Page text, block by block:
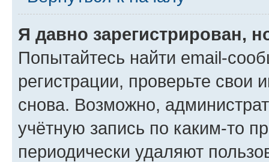
Я давно зарегистрирован,
Попытайтесь найти email-
регистрации, проверьте свои
снова. Возможно,
учётную запись по каким-то
периодически удаляют